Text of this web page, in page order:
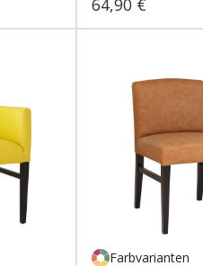
Regulärer Preis:
64,90 €
Farbvarianten